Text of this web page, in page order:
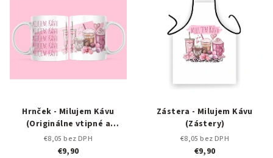
Hrnček - Milujem Kávu
(Originálne vtipné a
zábavné hrnčeky)
€8,05 bez DPH
€9,90
Zástera - Milujem Kávu
(Zástery)
€8,05 bez DPH
€9,90